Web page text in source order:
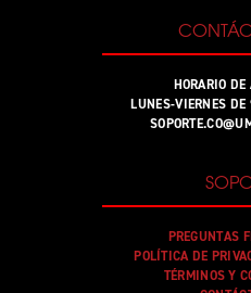
HORARIO DE
LUNES-VIERNES
PREGUNTAS
POLÍTICA DE
TÉRMINOS Y